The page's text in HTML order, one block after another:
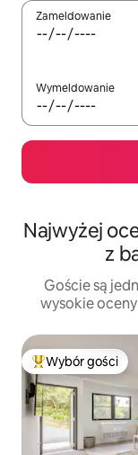
Zameldowanie
Wymeldowanie
Najwyżej
z
Goście są
wysokie
Wybór gości